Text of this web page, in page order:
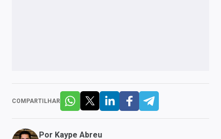
COMPARTILHAR
Por Kaype Abreu